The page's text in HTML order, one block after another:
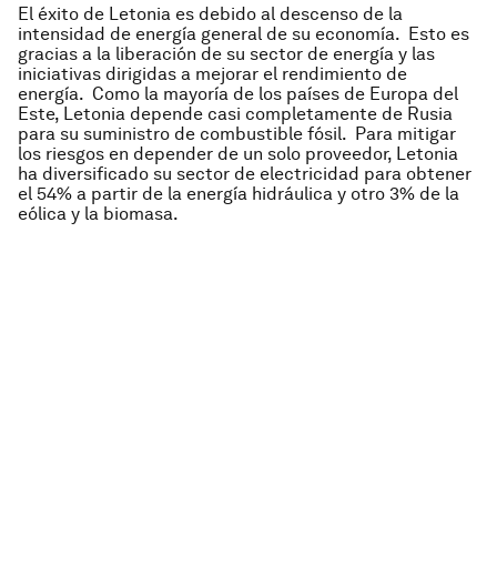
El éxito de Letonia es debido al descenso de la
intensidad de energía general de su economía. Esto es
gracias a la liberación de su sector de energía y las
iniciativas dirigidas a mejorar el rendimiento de
energía. Como la mayoría de los países de Europa del
Este, Letonia depende casi completamente de Rusia
para su suministro de combustible fósil. Para mitigar
los riesgos en depender de un solo proveedor, Letonia
ha diversificado su sector de electricidad para obtener
el 54% a partir de la energía hidráulica y otro 3% de la
eólica y la biomasa.